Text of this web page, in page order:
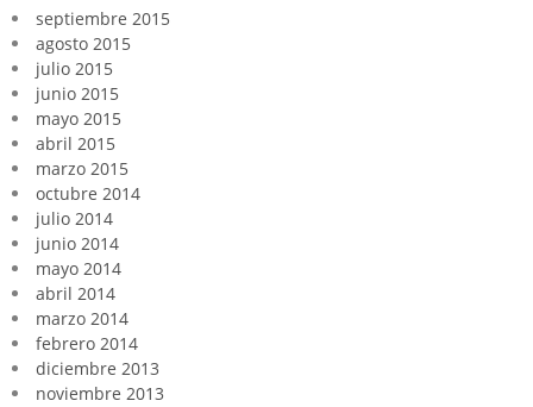
septiembre 2015
agosto 2015
julio 2015
junio 2015
mayo 2015
abril 2015
marzo 2015
octubre 2014
julio 2014
junio 2014
mayo 2014
abril 2014
marzo 2014
febrero 2014
diciembre 2013
noviembre 2013